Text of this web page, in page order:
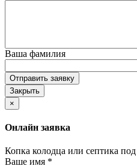
Ваша фамилия
Отправить заявку
Закрыть
×
Онлайн заявка
Копка колодца или септика
Ваше имя *